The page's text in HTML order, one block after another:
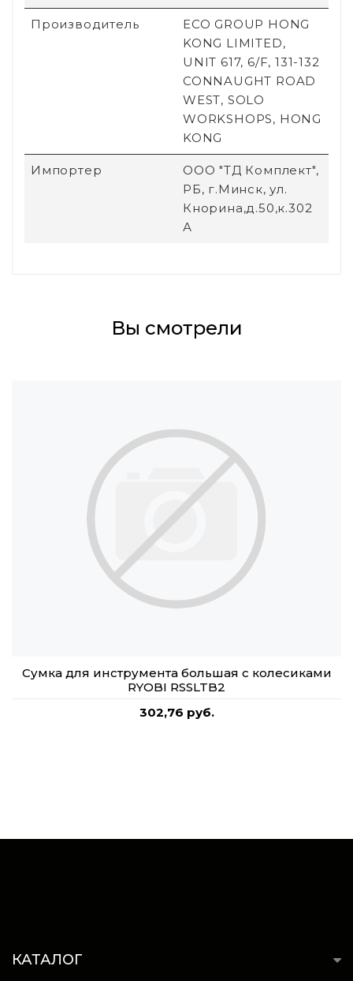
Производитель
ECO GROUP HONG
KONG LIMITED,
UNIT 617, 6/F, 131-132
CONNAUGHT ROAD
WEST, SOLO
WORKSHOPS, HONG
KONG
Импортер
ООО "ТД Комплект",
РБ, г.Минск, ул.
Кнорина,д.50,к.302
А
Вы смотрели
Сумка для инструмента большая с колесиками
RYOBI RSSLTB2
302,76 руб.
КАТАЛОГ